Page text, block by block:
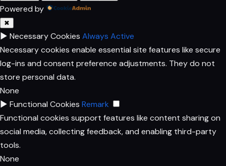
Powered by
✖
► Necessary Cookies Always Active
Necessary cookies enable essential site features like secure
log-ins and consent preference adjustments. They do not
store personal data.
None
► Functional Cookies Remark
Functional cookies support features like content sharing on
social media, collecting feedback, and enabling third-party
tools.
None